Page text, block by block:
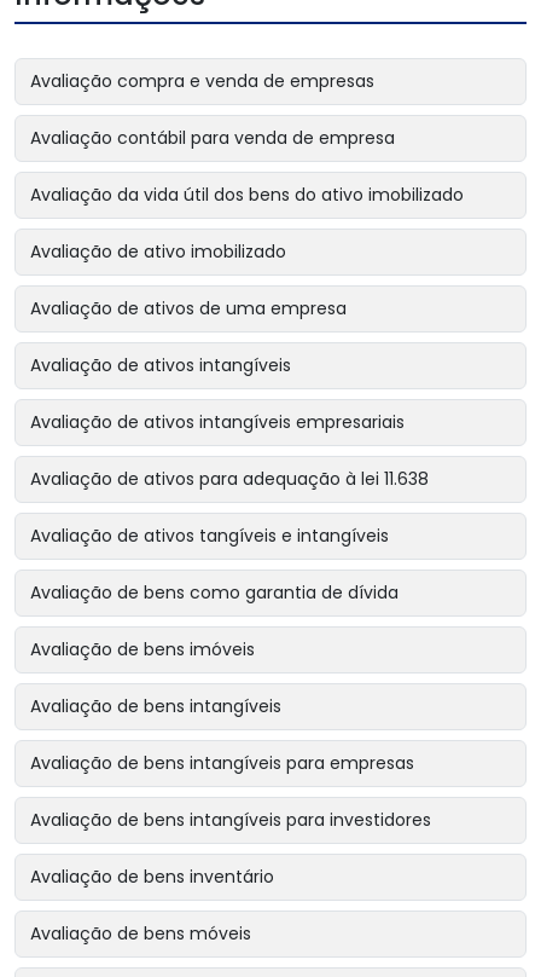
Avaliação compra e venda de empresas
Avaliação contábil para venda de empresa
Avaliação da vida útil dos bens do ativo imobilizado
Avaliação de ativo imobilizado
Avaliação de ativos de uma empresa
Avaliação de ativos intangíveis
Avaliação de ativos intangíveis empresariais
Avaliação de ativos para adequação à lei 11.638
Avaliação de ativos tangíveis e intangíveis
Avaliação de bens como garantia de dívida
Avaliação de bens imóveis
Avaliação de bens intangíveis
Avaliação de bens intangíveis para empresas
Avaliação de bens intangíveis para investidores
Avaliação de bens inventário
Avaliação de bens móveis